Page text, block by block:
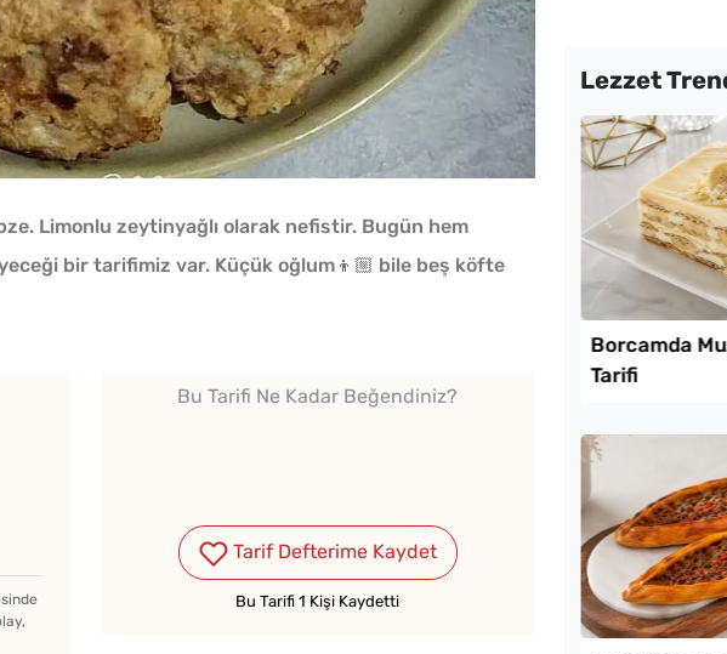
Limonlu zeytinyağlı olarak nefistir. Bugün hem
bir tarifimiz var. Küçük oğlum👦🏼 bile beş köfte
Bu Tarifi Ne Kadar Beğendiniz?
Tarif Defterime Kaydet
Bu Tarifi 1 Kişi Kaydetti
Ev Yapımı Domates Sosu
Kaç Yıl Dayanır?